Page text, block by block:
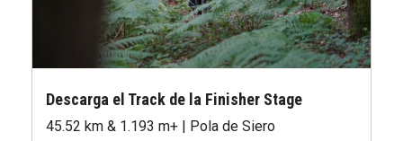
Descarga el Track de la Finisher Stage
45.52 km & 1.193 m+ | Pola de Siero